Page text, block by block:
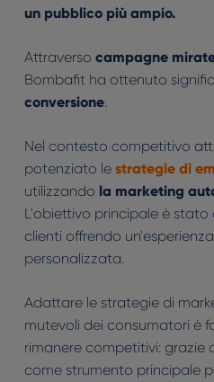
un pubblico più ampio.
Attraverso campagne
Bombafit ha ottenuto
conversione.
Nel contesto competitivo
potenziato le strategie di
utilizzando la marketing
L'obiettivo principale è
clienti offrendo
personalizzata.
Adattare le strategie di
mutevoli dei consumatori è
rimanere competitivi: grazie
come strumento principale